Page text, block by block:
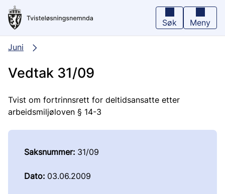
Hopp
hovedinnhold
Søk Meny
Juni
Vedtak 31/09
Tvist om fortrinnsrett for deltidsansatte etter
arbeidsmiljøloven § 14-3
Saksnummer: 31/09
Dato: 03.06.2009